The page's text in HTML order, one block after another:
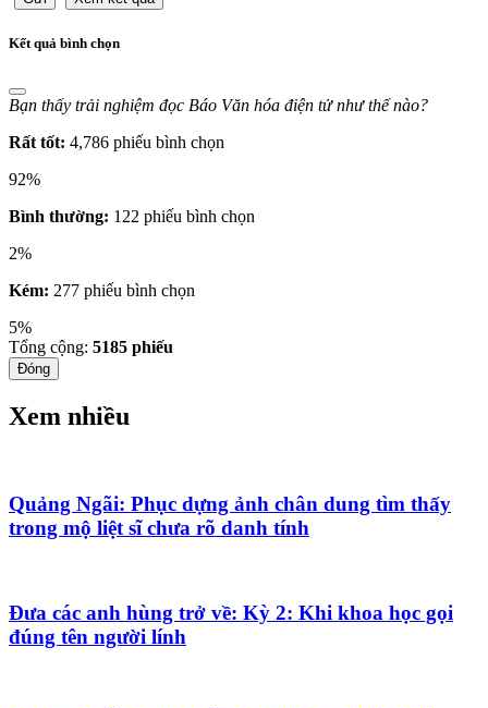
Kết quả bình chọn
Bạn thấy trải nghiệm đọc Báo Văn hóa điện tử như thế nào?
Rất tốt: 4,786 phiếu bình chọn
92%
Bình thường: 122 phiếu bình chọn
2%
Kém: 277 phiếu bình chọn
5%
Tổng cộng: 5185 phiếu
Đóng
Xem nhiều
Quảng Ngãi: Phục dựng ảnh chân dung tìm thấy
trong mộ liệt sĩ chưa rõ danh tính
Đưa các anh hùng trở về: Kỳ 2: Khi khoa học gọi
đúng tên người lính